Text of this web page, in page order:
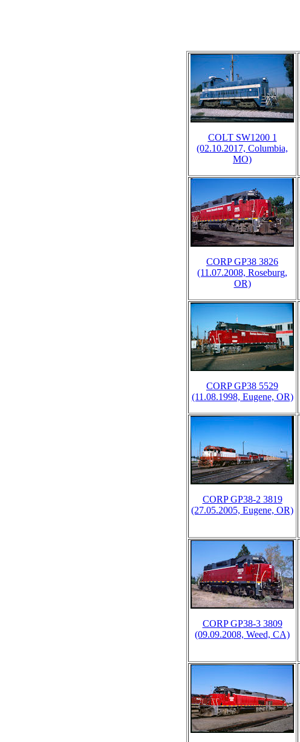
COLT SW1200 1
(02.10.2017, Columbia,
MO)
CORP GP38 3826
(11.07.2008, Roseburg,
OR)
CORP GP38 5529
(11.08.1998, Eugene, OR)
CORP GP38-2 3819
(27.05.2005, Eugene, OR)
CORP GP38-3 3809
(09.09.2008, Weed, CA)